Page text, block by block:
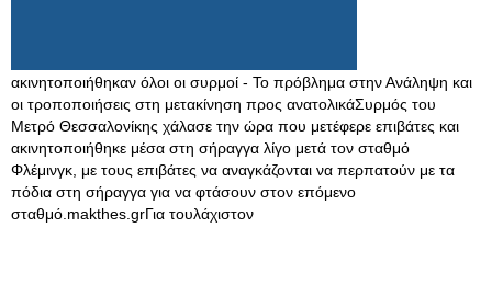
ακινητοποιήθηκαν όλοι οι συρμοί - Το πρόβλημα στην Ανάληψη και
οι τροποποιήσεις στη μετακίνηση προς ανατολικάΣυρμός του
Μετρό Θεσσαλονίκης χάλασε την ώρα που μετέφερε επιβάτες και
ακινητοποιήθηκε μέσα στη σήραγγα λίγο μετά τον σταθμό
Φλέμινγκ, με τους επιβάτες να αναγκάζονται να περπατούν με τα
πόδια στη σήραγγα για να φτάσουν στον επόμενο
σταθμό.makthes.grΓια τουλάχιστον